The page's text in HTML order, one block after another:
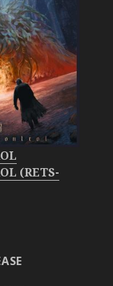
(RETS-